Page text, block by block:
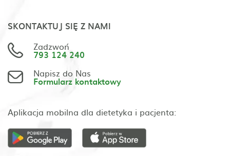
SKONTAKTUJ SIĘ Z NAMI
Zadzwoń
793 124 240
Napisz do Nas
Formularz kontaktowy
Aplikacja mobilna dla dietetyka i pacjenta: